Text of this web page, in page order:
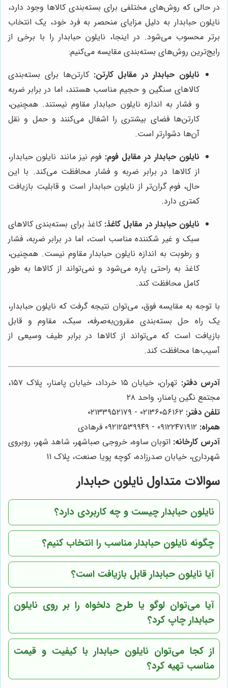
در حالی که روش‌های مختلفی برای بسته‌بندی کالاها وجود دارد،
نایلون حبابدار به دلیل مزایای منحصر به فرد خود، یک انتخاب
برتر محسوب می‌شود. در اینجا، نایلون حبابدار را با برخی از
رایج‌ترین روش‌های بسته‌بندی مقایسه می‌کنیم:
نایلون حبابدار در مقابل کارتن: کارتن‌ها برای بسته‌بندی
کالاهای سنگین و حجیم مناسب هستند، اما در برابر ضربه
و فشار به اندازه نایلون حبابدار مقاوم نیستند. همچنین،
کارتن‌ها فضای بیشتری را اشغال می‌کنند و حمل و نقل
آن‌ها دشوارتر است.
نایلون حبابدار در مقابل فوم: فوم نیز مانند نایلون حبابدار،
از کالاها در برابر ضربه و فشار محافظت می‌کند. با این
حال، فوم گران‌تر از نایلون حبابدار است و قابلیت بازیافت
کمتری دارد.
نایلون حبابدار در مقابل کاغذ: کاغذ برای بسته‌بندی کالاهای
سبک و غیر شکننده مناسب است، اما در برابر ضربه، فشار
و رطوبت به اندازه نایلون حبابدار مقاوم نیست. همچنین،
کاغذ به راحتی پاره می‌شود و نمی‌تواند از کالاها به طور
کامل محافظت کند.
با توجه به مقایسه فوق، می‌توان نتیجه گرفت که نایلون حبابدار،
یک راه حل بسته‌بندی مقرون‌به‌صرفه، سبک، مقاوم و قابل
بازیافت است که می‌تواند از کالاها در برابر طیف وسیعی از
آسیب‌ها محافظت کند.
آدرس دفتر:
تهران، خیابان ۱۵ خرداد، خیابان پامنار، پلاک ۱۵۷،
مجتمع نگین پامنار، واحد ۲۸
تلفن دفتر:
همراه:
آدرس کارخانه: اتوبان ساوه، خروجی صباشهر، شاهد شهر، روبروی
شهرداری، خیابان صدرزاده، کوچه پویا صنعت، پلاک 11
سوالات متداول نایلون حبابدار
نایلون حبابدار چیست و چه کاربردی دارد؟
چگونه نایلون حبابدار مناسب را انتخاب کنیم؟
آیا نایلون حبابدار قابل بازیافت است؟
آیا می‌توان لوگو یا طرح دلخواه را بر روی نایلون
حبابدار چاپ کرد؟
از کجا می‌توان نایلون حبابدار با کیفیت و قیمت
مناسب تهیه کرد؟